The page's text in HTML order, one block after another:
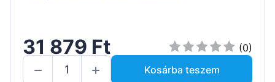
31 879 Ft
(0)
Kosárba teszem